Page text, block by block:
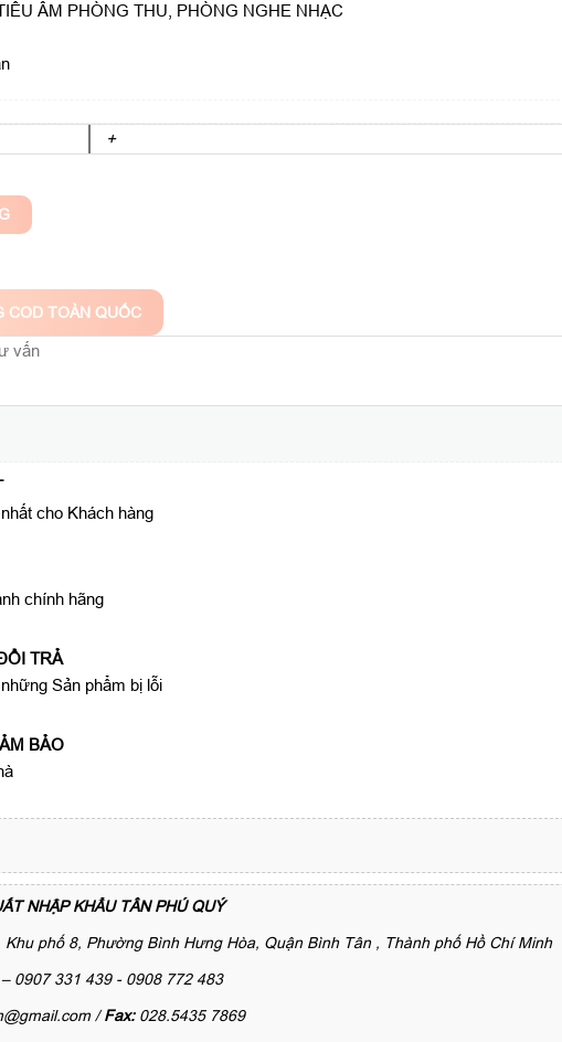
ÂM PHÒNG THU, PHÒNG NGHE NHẠC
+
COD TOÀN QUỐC
cho Khách hàng
chính hãng
TRẢ
Sản phẩm bị lỗi
BẢO
NHẬP KHẨU TÂN PHÚ QUÝ
phố 8, Phường Bình Hưng Hòa, Quận Bình Tân , Thành phố Hồ Chí Minh
0907 331 439 - 0908 772 483
/Fax:028.5435 7869